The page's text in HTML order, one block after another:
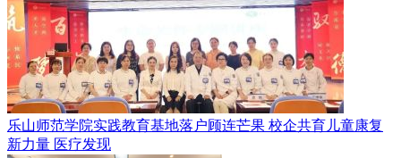
乐山师范学院实践教育基地落户顾连芒果 校企共育儿童康复
新力量 医疗发现